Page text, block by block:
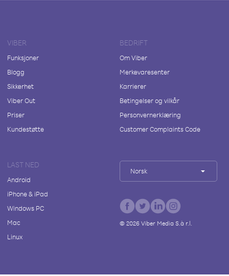
VIBER
Funksjoner
Blogg
Sikkerhet
Viber Out
Priser
Kundestøtte
BEDRIFT
Om Viber
Merkevaresenter
Karrierer
Betingelser og vilkår
Personvernerklæring
Customer Complaints Code
LAST NED
Android
iPhone & iPad
Windows PC
Mac
Linux
Norsk
© 2026Viber Media S.à r.l.